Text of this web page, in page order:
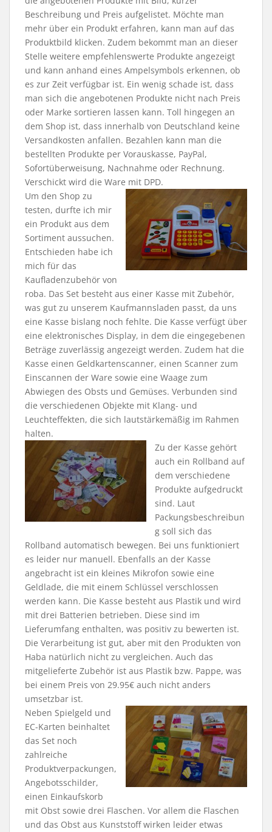
Beschreibung und Preis aufgelistet. Möchte man
mehr über ein Produkt erfahren, kann man auf das
Produktbild klicken. Zudem bekommt man an dieser
Stelle weitere empfehlenswerte Produkte angezeigt
und kann anhand eines Ampelsymbols erkennen, ob
es zur Zeit verfügbar ist. Ein wenig schade ist, dass
man sich die angebotenen Produkte nicht nach Preis
oder Marke sortieren lassen kann. Toll hingegen an
dem Shop ist, dass innerhalb von Deutschland keine
Versandkosten anfallen. Bezahlen kann man die
bestellten Produkte per Vorauskasse, PayPal,
Sofortüberweisung, Nachnahme oder Rechnung.
Verschickt wird die Ware mit DPD.
Um den Shop zu
testen, durfte ich mir
ein Produkt aus dem
Sortiment aussuchen.
Entschieden habe ich
mich für das
Kaufladenzubehör von
roba. Das Set besteht aus einer Kasse mit Zubehör,
was gut zu unserem Kaufmannsladen passt, da uns
eine Kasse bislang noch fehlte. Die Kasse verfügt über
eine elektronisches Display, in dem die eingegebenen
Beträge zuverlässig angezeigt werden. Zudem hat die
Kasse einen Geldkartenscanner, einen Scanner zum
Einscannen der Ware sowie eine Waage zum
Abwiegen des Obsts und Gemüses. Verbunden sind
die verschiedenen Objekte mit Klang- und
Leuchteffekten, die sich lautstärkemäßig im Rahmen
halten.
Zu der Kasse gehört
auch ein Rollband auf
dem verschiedene
Produkte aufgedruckt
sind. Laut
Packungsbeschreibun
g soll sich das
Rollband automatisch bewegen. Bei uns funktioniert
es leider nur manuell. Ebenfalls an der Kasse
angebracht ist ein kleines Mikrofon sowie eine
Geldlade, die mit einem Schlüssel verschlossen
werden kann. Die Kasse besteht aus Plastik und wird
mit drei Batterien betrieben. Diese sind im
Lieferumfang enthalten, was positiv zu bewerten ist.
Die Verarbeitung ist gut, aber mit den Produkten von
Haba natürlich nicht zu vergleichen. Auch das
mitgelieferte Zubehör ist aus Plastik bzw. Pappe, was
bei einem Preis von 29.95€ auch nicht anders
umsetzbar ist.
Neben Spielgeld und
EC-Karten beinhaltet
das Set noch
zahlreiche
Produktverpackungen,
Angebotsschilder,
einen Einkaufskorb
mit Obst sowie drei Flaschen. Vor allem die Flaschen
und das Obst aus Kunststoff wirken leider etwas